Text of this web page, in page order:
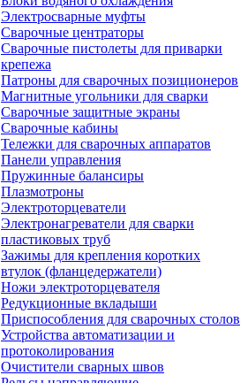
Электросварные муфты
Сварочные центраторы
Сварочные пистолеты для приварки
крепежа
Патроны для сварочных позиционеров
Магнитные угольники для сварки
Сварочные защитные экраны
Сварочные кабины
Тележки для сварочных аппаратов
Панели управления
Пружинные балансиры
Плазмотроны
Электроторцеватели
Электронагреватели для сварки
пластиковых труб
Зажимы для крепления коротких
втулок (фланцедержатели)
Ножи электроторцевателя
Редукционные вкладыши
Приспособления для сварочных столов
Устройства автоматизации и
протоколирования
Очистители сварных швов